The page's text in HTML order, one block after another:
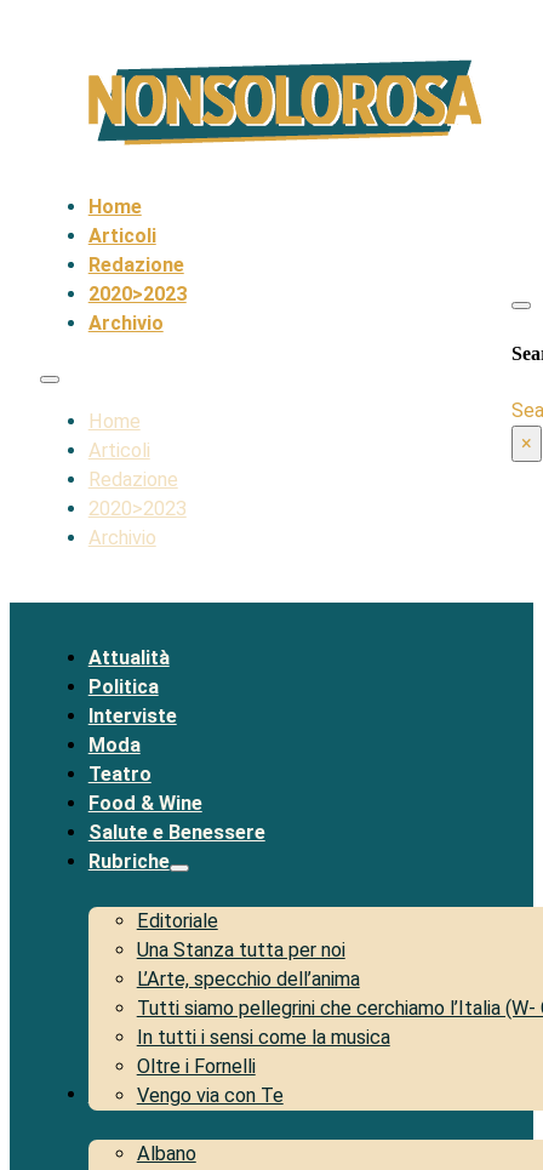
Home
Articoli
Redazione
2020>2023
Archivio
Home
Articoli
Redazione
2020>2023
Archivio
×
Attualità
Politica
Interviste
Moda
Teatro
Food & Wine
Salute e Benessere
Rubriche
Editoriale
Una Stanza tutta per noi
L’Arte, specchio dell’anima
Tutti siamo pellegrini che cerchiamo l’Italia (W-
In tutti i sensi come la musica
Oltre i Fornelli
Vengo via con Te
Territorio
Albano